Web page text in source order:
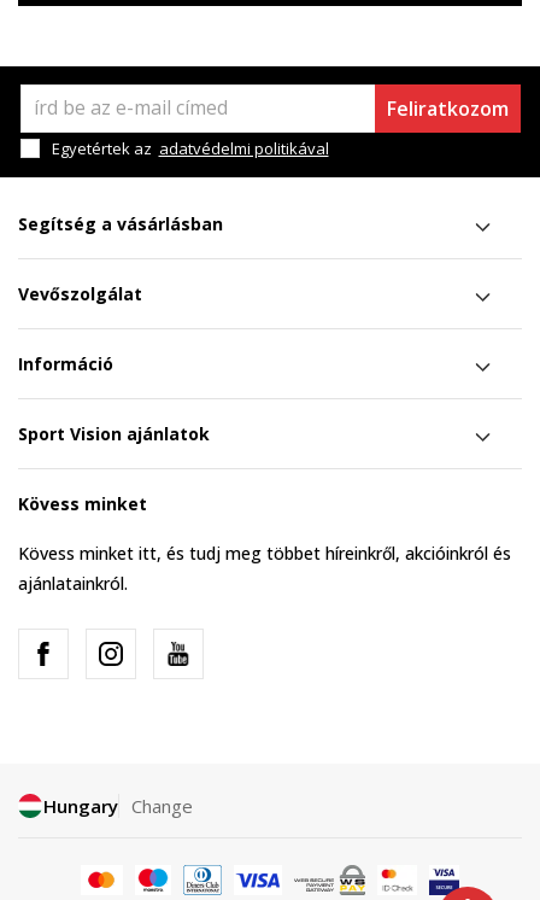
Feliratkozom
Egyetértek az adatvédelmi politikával
Segítség a vásárlásban
Vevőszolgálat
Információ
Sport Vision ajánlatok
Kövess minket
Kövess minket itt, és tudj meg többet híreinkről, akcióinkról és
ajánlatainkról.
Hungary Change